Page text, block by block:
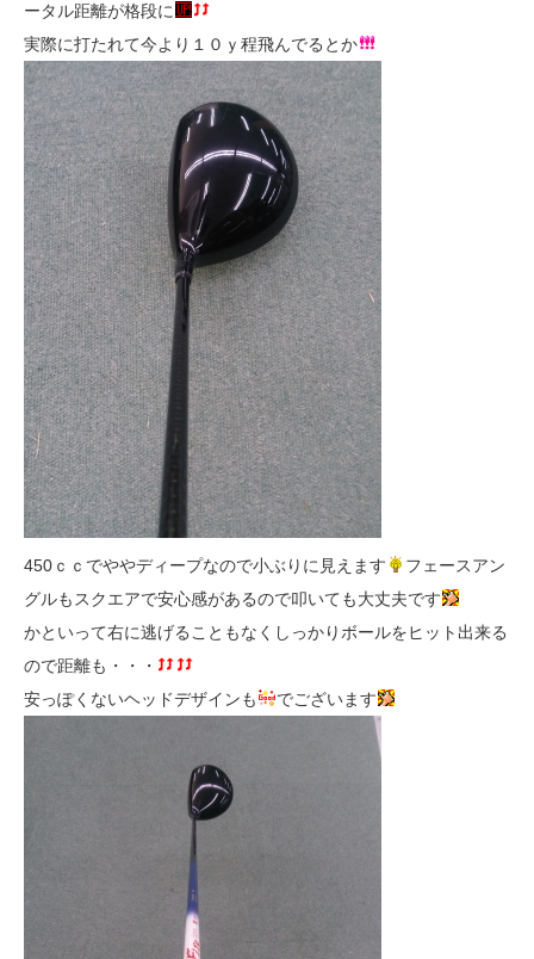
ータル距離が格段に
実際に打たれて今より１０ｙ程飛んでるとか
450ｃｃでややディープなので小ぶりに見えます
フェースアン
グルもスクエアで安心感があるので叩いても大丈夫です
かといって右に逃げることもなくしっかりボールをヒット出来る
ので距離も・・・
安っぽくないヘッドデザインも
でございます